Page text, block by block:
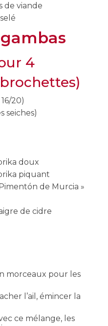
de viande
4
20)
seiches)
doux
piquant
de Murcia »
de cidre
morceaux pour les
l’ail, émincer la
ce mélange, les